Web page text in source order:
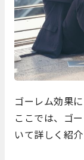
ゴーレム効果
ここでは、ゴ
いて詳しく紹介